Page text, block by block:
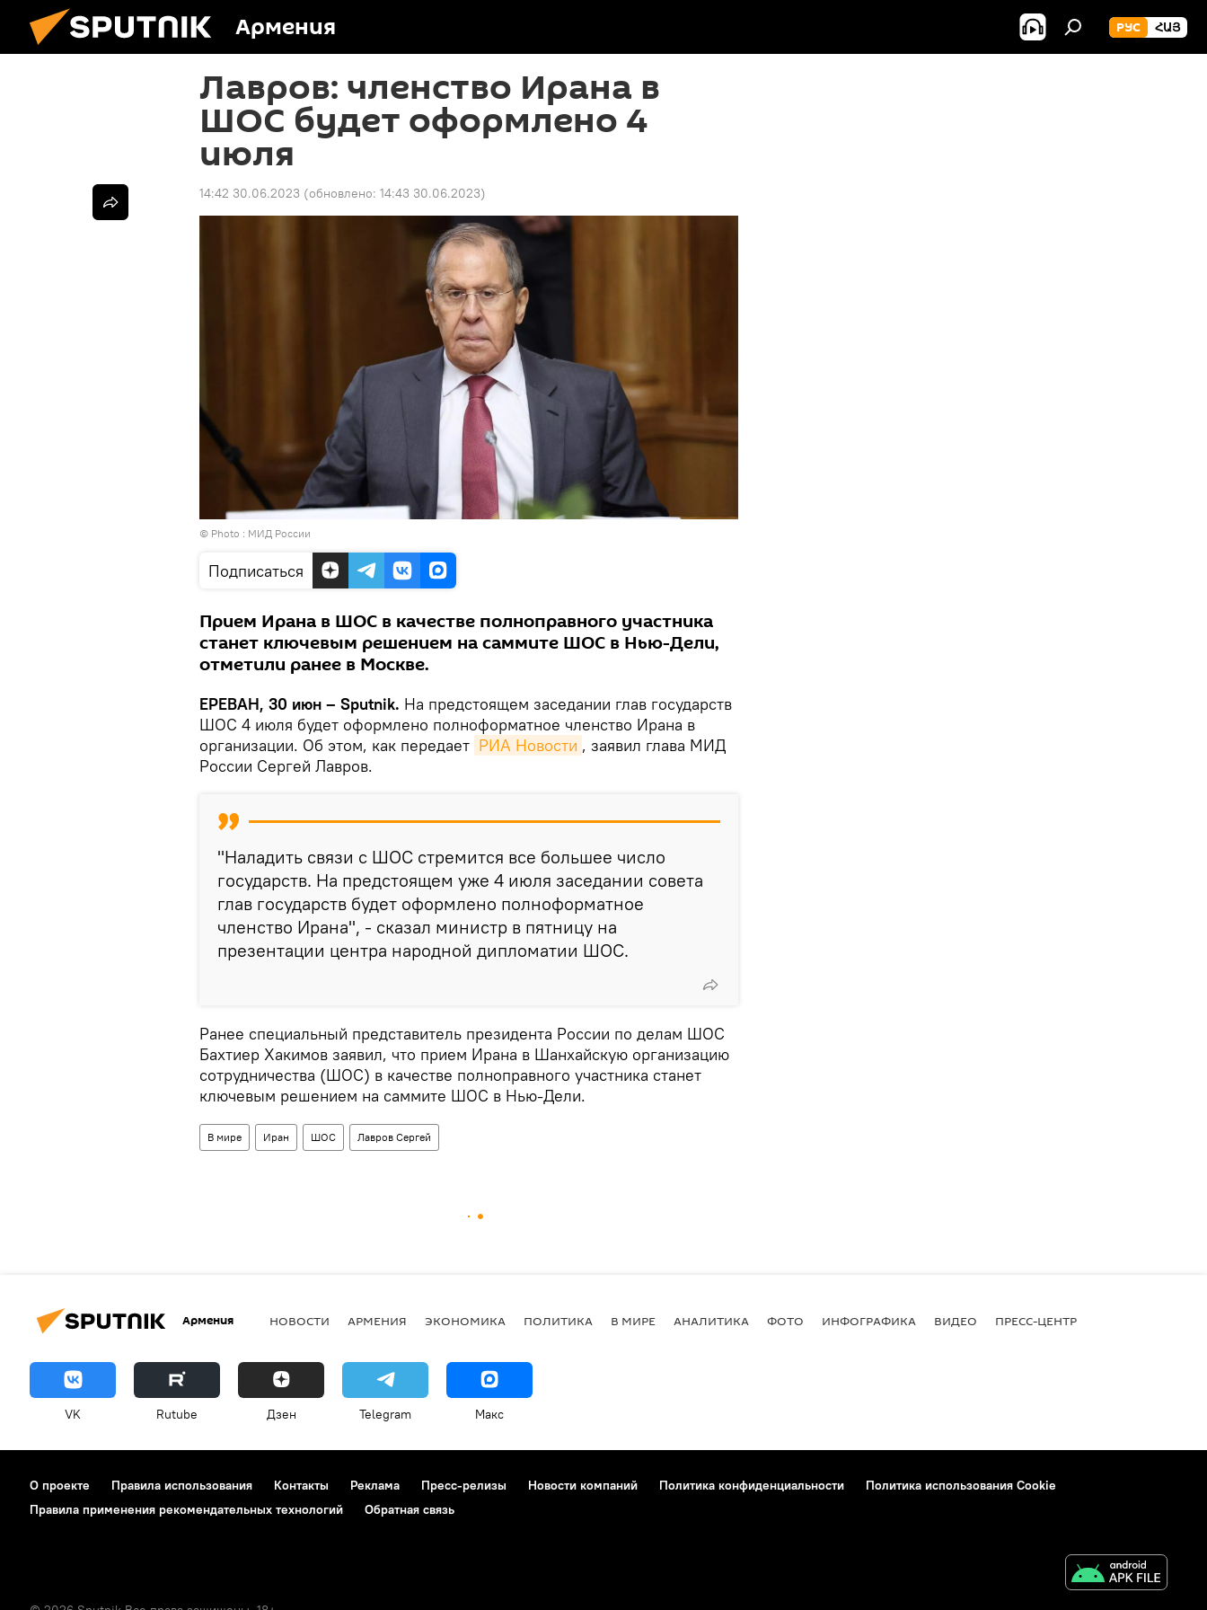
Армения РУС ՀԱՅ
Лавров: членство Ирана в
ШОС будет оформлено 4
июля
14:42 30.06.2023 (обновлено: 14:43 30.06.2023)
© Photo : МИД России
Подписаться
Прием Ирана в ШОС в качестве полноправного участника
станет ключевым решением на саммите ШОС в Нью-Дели,
отметили ранее в Москве.
ЕРЕВАН, 30 июн – Sputnik. На предстоящем заседании глав государств
ШОС 4 июля будет оформлено полноформатное членство Ирана в
организации. Об этом, как передает РИА Новости , заявил глава МИД
России Сергей Лавров.
"Наладить связи с ШОС стремится все большее число
государств. На предстоящем уже 4 июля заседании совета
глав государств будет оформлено полноформатное
членство Ирана", - сказал министр в пятницу на
презентации центра народной дипломатии ШОС.
Ранее специальный представитель президента России по делам ШОС
Бахтиер Хакимов заявил, что прием Ирана в Шанхайскую организацию
сотрудничества (ШОС) в качестве полноправного участника станет
ключевым решением на саммите ШОС в Нью-Дели.
В мире Иран ШОС Лавров Сергей
Армения НОВОСТИ АРМЕНИЯ ЭКОНОМИКА ПОЛИТИКА В МИРЕ АНАЛИТИКА ФОТО ИНФОГРАФИКА ВИДЕО ПРЕСС-ЦЕНТР
VK Rutube Дзен Telegram Макс
О проекте Правила использования Контакты Реклама Пресс-релизы Новости компаний Политика конфиденциальности
Политика использования Cookie
Правила применения рекомендательных технологий
Обратная связь